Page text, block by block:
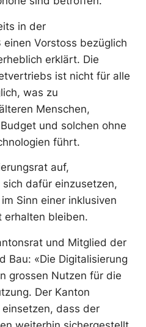
in der
Vorstoss bezüglich
erklärt. Die
ist nicht für alle
was zu
Menschen,
und solchen ohne
führt.
auf,
dafür einzusetzen,
Sinn einer inklusiven
erhalten bleiben.
und Mitglied der
Bau: «Die Digitalisierung
grossen Nutzen für die
Der Kanton
dass der